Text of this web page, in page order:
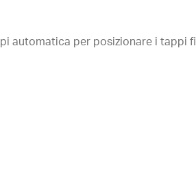
automatica per posizionare i tappi